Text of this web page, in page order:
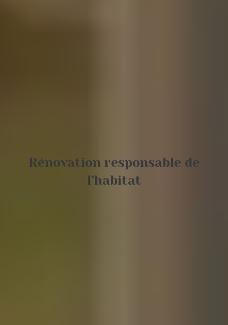
Rénovation responsable de
l’habitat